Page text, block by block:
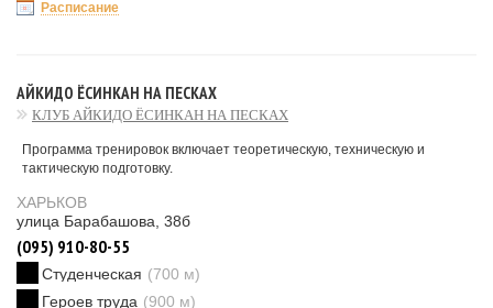
Расписание
АЙКИДО ЁСИНКАН НА ПЕСКАХ
КЛУБ АЙКИДО ЁСИНКАН НА ПЕСКАХ
Программа тренировок включает теоретическую, техническую и
тактическую подготовку.
ХАРЬКОВ
улица Барабашова, 38б
(095) 910-80-55
Студенческая (700 м)
Героев труда (900 м)